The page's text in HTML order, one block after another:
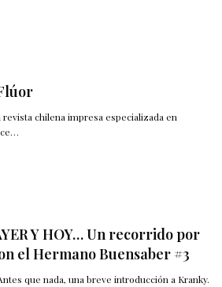
chilena impresa especializada en
Y HOY… Un recorrido por
el Hermano Buensaber #3
que nada, una breve introducción a Kranky.